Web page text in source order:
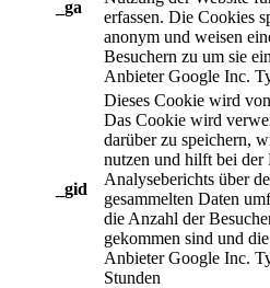
_ga
erfassen. Die Cookies
anonym und weisen
Besuchern zu um sie
Anbieter Google Inc.
_gid
Dieses Cookie wird
Das Cookie wird
darüber zu speichern,
nutzen und hilft bei der
Analyseberichts über
gesammelten Daten
die Anzahl der
gekommen sind und
Anbieter Google Inc.
Stunden